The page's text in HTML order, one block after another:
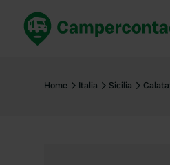
Italia
Home Italia Sicilia